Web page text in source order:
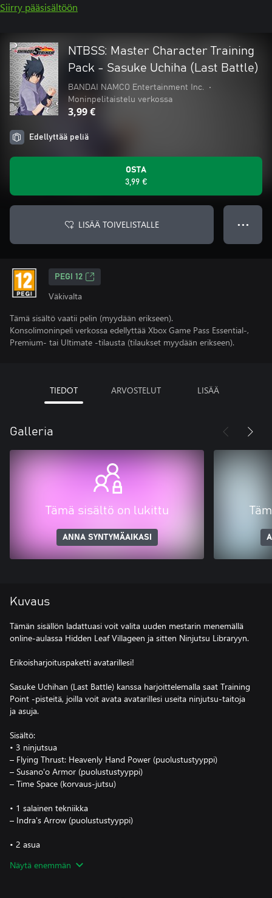
Siirry pääsisältöön
NTBSS: Master Character Training
Pack - Sasuke Uchiha (Last Battle)
BANDAI NAMCO Entertainment Inc.
•
Moninpelitaistelu verkossa
3,99 €
Edellyttää peliä
OSTA
3,99 €
LISÄÄ TOIVELISTALLE ● ● ●
PEGI 12
Väkivalta
Tämä sisältö vaatii pelin (myydään erikseen).
Konsolimoninpeli verkossa edellyttää Xbox Game Pass Essential-,
Premium- tai Ultimate -tilausta (tilaukset myydään erikseen).
TIEDOT ARVOSTELUT LISÄÄ
Galleria
Tämä sisältö on lukittu
ANNA SYNTYMÄAIKASI
Kuvaus
Tämän sisällön ladattuasi voit valita uuden mestarin menemällä
online-aulassa Hidden Leaf Villageen ja sitten Ninjutsu Libraryyn.
Erikoisharjoituspaketti avatarillesi!
Sasuke Uchihan (Last Battle) kanssa harjoittelemalla saat Training
Point -pisteitä, joilla voit avata avatarillesi useita ninjutsu-taitoja
ja asuja.
Sisältö:
• 3 ninjutsua
– Flying Thrust: Heavenly Hand Power (puolustustyyppi)
– Susano'o Armor (puolustustyyppi)
– Time Space (korvaus-jutsu)
• 1 salainen tekniikka
– Indra's Arrow (puolustustyyppi)
• 2 asua
avatareille
Näytä enemmän